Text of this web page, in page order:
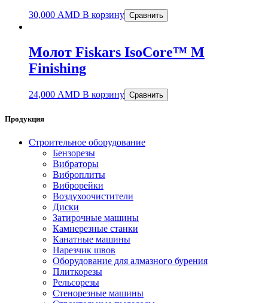
30,000 AMD В корзину Сравнить
Молот Fiskars IsoCore™ M
Finishing
24,000 AMD В корзину Сравнить
Продукция
Строительное оборудование
Бензорезы
Вибраторы
Виброплиты
Виброрейки
Воздухоочистители
Диски
Затирочные машины
Камнерезные станки
Канатные машины
Нарезчик швов
Оборудование для алмазного бурения
Плиткорезы
Рельсорезы
Стенорезные машины